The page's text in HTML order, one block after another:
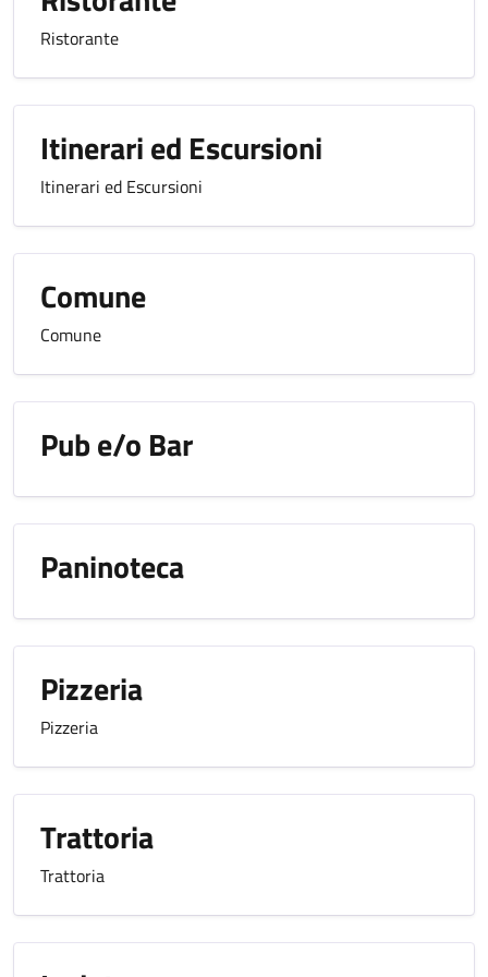
Ristorante
Itinerari ed Escursioni
Itinerari ed Escursioni
Comune
Comune
Pub e/o Bar
Paninoteca
Pizzeria
Pizzeria
Trattoria
Trattoria